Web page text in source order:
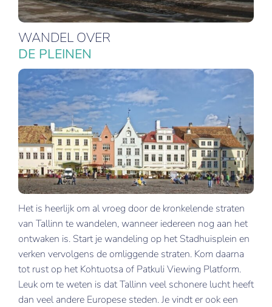
WANDEL OVER
DE PLEINEN
Het is heerlijk om al vroeg door de kronkelende straten
van Tallinn te wandelen, wanneer iedereen nog aan het
ontwaken is. Start je wandeling op het Stadhuisplein en
verken vervolgens de omliggende straten. Kom daarna
tot rust op het Kohtuotsa of Patkuli Viewing Platform.
Leuk om te weten is dat Tallinn veel schonere lucht heeft
dan veel andere Europese steden. Je vindt er ook een